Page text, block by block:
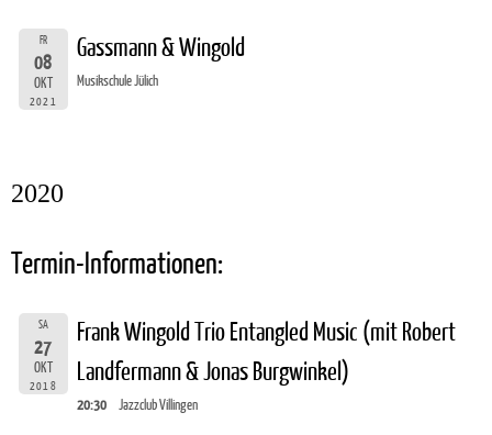
FR
08
OKT
2021
Gassmann & Wingold
Musikschule Jülich
2020
Termin-Informationen:
SA
27
OKT
2018
Frank Wingold Trio Entangled Music (mit Robert
Landfermann & Jonas Burgwinkel)
20:30 Jazzclub Villingen